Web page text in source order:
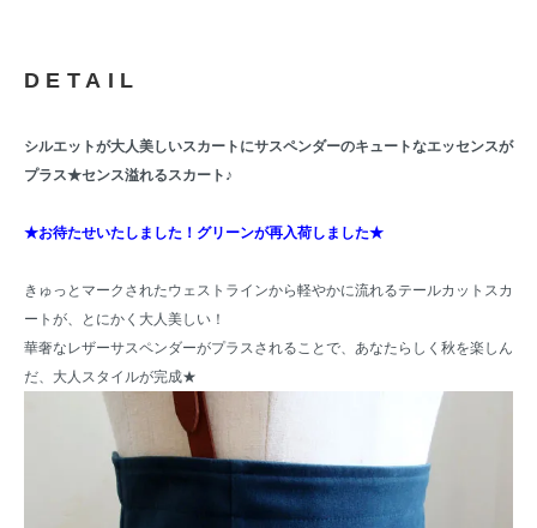
DETAIL
シルエットが大人美しいスカートにサスペンダーのキュートなエッセンスが
プラス★センス溢れるスカート♪
★お待たせいたしました！グリーンが再入荷しました★
きゅっとマークされたウェストラインから軽やかに流れるテールカットスカ
ートが、とにかく大人美しい！
華奢なレザーサスペンダーがプラスされることで、あなたらしく秋を楽しん
だ、大人スタイルが完成★